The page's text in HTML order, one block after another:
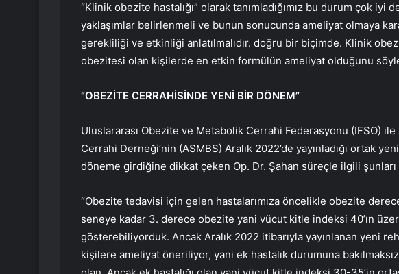
“Klinik obezite hastalığı” olarak tanımladığımız bu durum çok
yaklaşımlar belirlenmeli ve bunun sonucunda ameliyat olmaya
gerekliliği ve etkinliği anlatılmalıdır. doğru bir biçimde. Klinik
obezitesi olan kişilerde en etkin formülün ameliyat olduğunu
“OBEZİTE CERRAHİSİNDE YENİ BİR DÖNEM”
Uluslararası Obezite ve Metabolik Cerrahi Federasyonu (IFSO)
Cerrahi Derneği’nin (ASMBS) Aralık 2022’de yayınladığı ortak
döneme girdiğine dikkat çeken Op. Dr. Şahan süreçle ilgili
“Obezite tedavisi için gelen hastalarımıza öncelikle obezite
seneye kadar 3. derece obezite yani vücut kitle indeksi 40’ın
gösterebiliyorduk. Ancak Aralık 2022 itibarıyla yayınlanan yeni
kişilere ameliyat öneriliyor, yani ek hastalık durumuna